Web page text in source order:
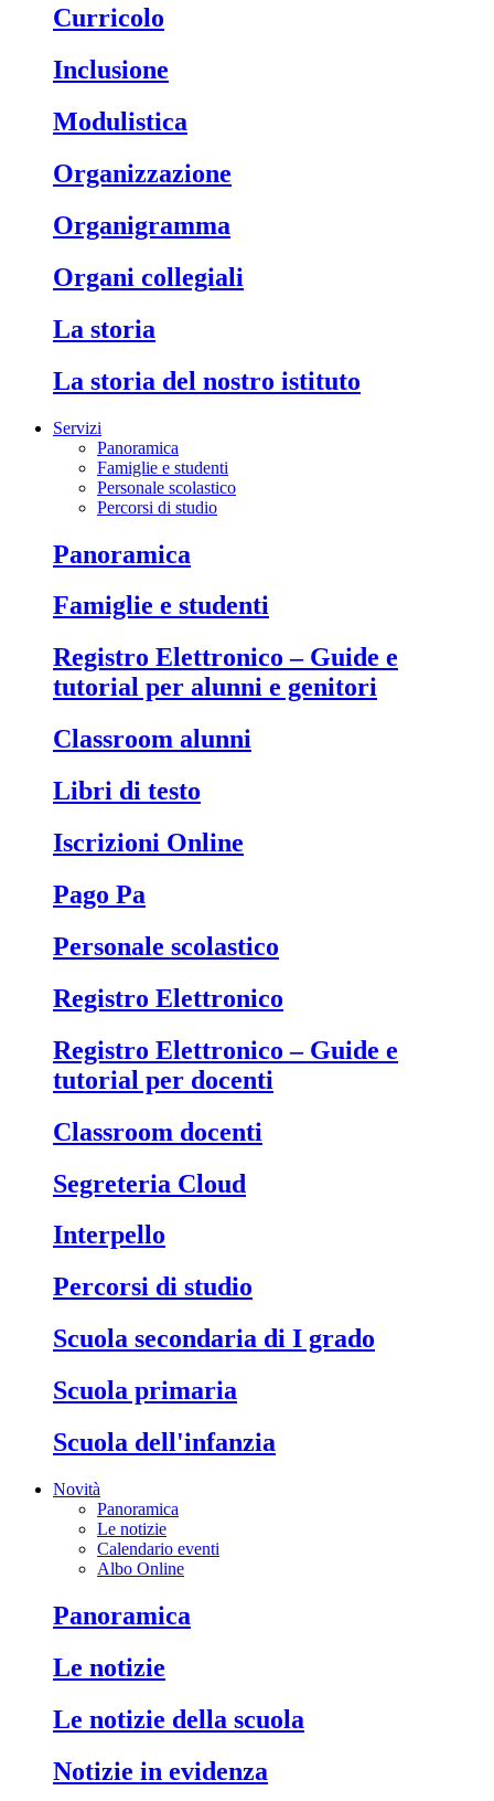
Curricolo
Inclusione
Modulistica
Organizzazione
Organigramma
Organi collegiali
La storia
La storia del nostro istituto
Servizi
Panoramica
Famiglie e studenti
Personale scolastico
Percorsi di studio
Panoramica
Famiglie e studenti
Registro Elettronico – Guide e
tutorial per alunni e genitori
Classroom alunni
Libri di testo
Iscrizioni Online
Pago Pa
Personale scolastico
Registro Elettronico
Registro Elettronico – Guide e
tutorial per docenti
Classroom docenti
Segreteria Cloud
Interpello
Percorsi di studio
Scuola secondaria di I grado
Scuola primaria
Scuola dell'infanzia
Novità
Panoramica
Le notizie
Calendario eventi
Albo Online
Panoramica
Le notizie
Le notizie della scuola
Notizie in evidenza